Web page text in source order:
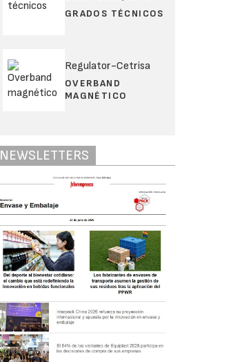
GRADOS TÉCNICOS
Regulator-Cetrisa
OVERBAND
MAGNÉTICO
NEWSLETTERS